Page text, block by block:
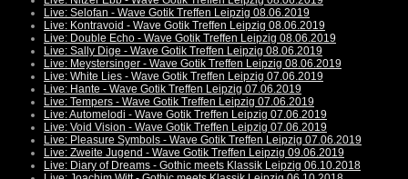
Live: Selofan - Wave Gotik Treffen Leipzig 08.06.2019
Live: Kontravoid - Wave Gotik Treffen Leipzig 08.06.2019
Live: Double Echo - Wave Gotik Treffen Leipzig 08.06.2019
Live: Sally Dige - Wave Gotik Treffen Leipzig 08.06.2019
Live: Meystersinger - Wave Gotik Treffen Leipzig 08.06.2019
Live: White Lies - Wave Gotik Treffen Leipzig 07.06.2019
Live: Hante - Wave Gotik Treffen Leipzig 07.06.2019
Live: Tempers - Wave Gotik Treffen Leipzig 07.06.2019
Live: Automelodi - Wave Gotik Treffen Leipzig 07.06.2019
Live: Void Vision - Wave Gotik Treffen Leipzig 07.06.2019
Live: Pleasure Symbols - Wave Gotik Treffen Leipzig 07.06.2019
Live: Zweite Jugend - Wave Gotik Treffen Leipzig 09.06.2019
Live: Diary of Dreams - Gothic meets Klassik Leipzig 06.10.2018